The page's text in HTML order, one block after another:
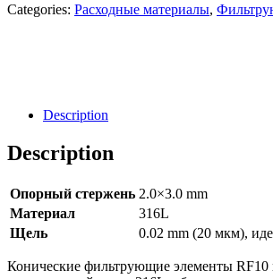
Categories: Расходные материалы,
Description
Description
Опорный стержень 2.0×3.0 mm
Материал
316L
Щель
0.02 mm (20 мкм),
Конические фильтрующие элементы RF10